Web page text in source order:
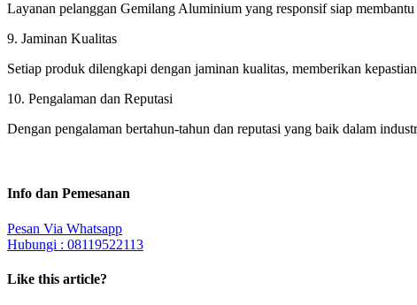
Layanan pelanggan Gemilang Aluminium yang responsif siap
9. Jaminan Kualitas
Setiap produk dilengkapi dengan jaminan kualitas, memberikan
10. Pengalaman dan Reputasi
Dengan pengalaman bertahun-tahun dan reputasi yang baik dalam
Info dan Pemesanan
Pesan Via Whatsapp
Hubungi : 08119522113
Like this article?